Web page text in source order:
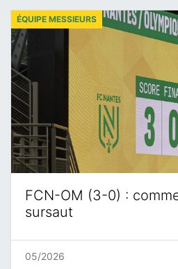
FCN-OM (3-0) :
sursaut
ÉQUIPE MESSIEURS
05/2026